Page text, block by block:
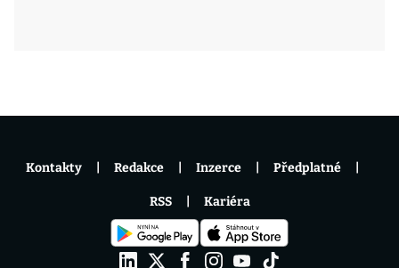
Kontakty Redakce Inzerce Předplatné
RSS Kariéra